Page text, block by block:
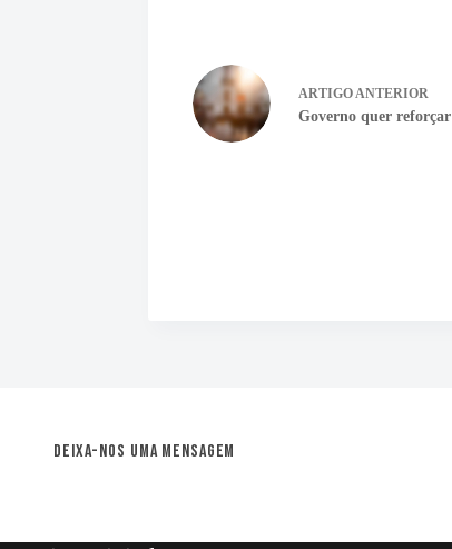
ARTIGO ANTERIOR
Governo quer
Deixa-nos uma mensagem